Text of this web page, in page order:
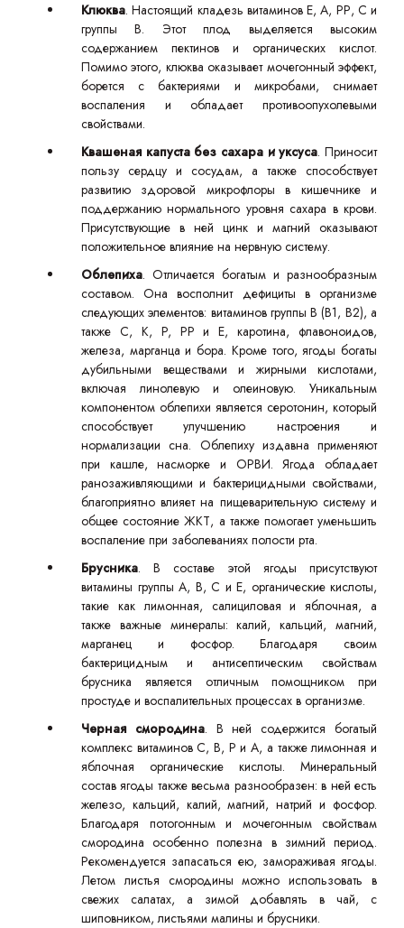
Клюква. Настоящий кладезь витаминов Е, А, РР, С и
группы В. Этот плод выделяется высоким
содержанием пектинов и органических кислот.
Помимо этого, клюква оказывает мочегонный эффект,
борется с бактериями и микробами, снимает
воспаления и обладает противоопухолевыми
свойствами.
Квашеная капуста без сахара и уксуса. Приносит
пользу сердцу и сосудам, а также способствует
развитию здоровой микрофлоры в кишечнике и
поддержанию нормального уровня сахара в крови.
Присутствующие в ней цинк и магний оказывают
положительное влияние на нервную систему.
Облепиха. Отличается богатым и разнообразным
составом. Она восполнит дефициты в организме
следующих элементов: витаминов группы B (B1, B2), а
также C, K, P, PP и E, каротина, флавоноидов,
железа, марганца и бора. Кроме того, ягоды богаты
дубильными веществами и жирными кислотами,
включая линолевую и олеиновую. Уникальным
компонентом облепихи является серотонин, который
способствует улучшению настроения и
нормализации сна. Облепиху издавна применяют
при кашле, насморке и ОРВИ. Ягода обладает
ранозаживляющими и бактерицидными свойствами,
благоприятно влияет на пищеварительную систему и
общее состояние ЖКТ, а также помогает уменьшить
воспаление при заболеваниях полости рта.
Брусника. В составе этой ягоды присутствуют
витамины группы A, B, C и E, органические кислоты,
такие как лимонная, салициловая и яблочная, а
также важные минералы: калий, кальций, магний,
марганец и фосфор. Благодаря своим
бактерицидным и антисептическим свойствам
брусника является отличным помощником при
простуде и воспалительных процессах в организме.
Черная смородина. В ней содержится богатый
комплекс витаминов C, B, P и A, а также лимонная и
яблочная органические кислоты. Минеральный
состав ягоды также весьма разнообразен: в ней есть
железо, кальций, калий, магний, натрий и фосфор.
Благодаря потогонным и мочегонным свойствам
смородина особенно полезна в зимний период.
Рекомендуется запасаться ею, замораживая ягоды.
Летом листья смородины можно использовать в
свежих салатах, а зимой добавлять в чай, с
шиповником, листьями малины и брусники.